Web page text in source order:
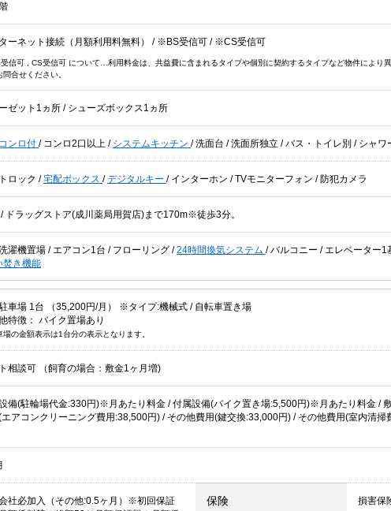
ーネット接続（月額利用料無料） / ※BS受信可 / ※CS受信可
信可 , CS受信可 について…利用料金は、共益費に含まれるタイプや個別に契約するタイプなど物件により
問合せください。
ゼット1ヵ所 / シューズボックス1ヵ所
ンロ付 / コンロ2口以上 / システムキッチン /洗面台 /洗面所独立 /バス・トイレ別 / シャワ
ロック /宅配ボックス /デジタルキー / インターホン /TVモニターフォン / 防犯カメラ
/ ドラッグストア(成川薬局用賀店)まで170m※徒歩3分。
濯機置場 / エアコン1台 / フローリング /24時間換気システム /バルコニー / エレベーター1
焚き機能
車場 1台 （35,200円/月） ※タイプ:機械式 / 自転車置き場
特徴： バイク置場あり
の金額表示は1台分の表示となります。
相談可 （飼育の場合：敷金1ヶ月増)
備(駐輪場代金:330円)※月あたり料金 / 付属設備(バイク置き場:5,500円)※月あたり料金 /
エアコンクリーニング費用:38,500円) / その他費用(鍵交換:33,000円) / その他費用(室内清
社必加入（その他:0.5ヶ月）※初回保証
保険 損害保